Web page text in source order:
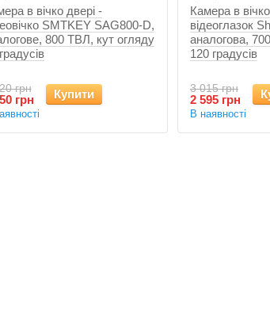
в вічко двері -
SMTKEY SAG800-D,
800 ТВЛ, кут огляду
грн
грн Купити
Камера в
відеоглазок
аналогова,
120 градусів
3 015 грн
2 595 грн
В наявності